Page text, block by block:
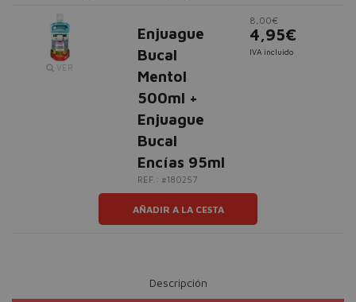
VER
Enjuague
Bucal
Mentol
500ml +
Enjuague
Bucal
Encías 95ml
REF.: #180257
8,00€
4,95€
IVA incluido
AÑADIR A LA CESTA
Descripción